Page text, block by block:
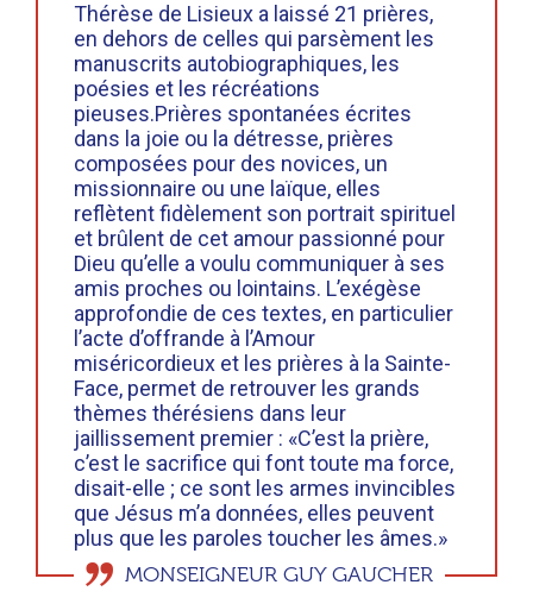
Thérèse de Lisieux a laissé 21 prières,
en dehors de celles qui parsèment les
manuscrits autobiographiques, les
poésies et les récréations
pieuses.Prières spontanées écrites
dans la joie ou la détresse, prières
composées pour des novices, un
missionnaire ou une laïque, elles
reflètent fidèlement son portrait spirituel
et brûlent de cet amour passionné pour
Dieu qu’elle a voulu communiquer à ses
amis proches ou lointains. L’exégèse
approfondie de ces textes, en particulier
l’acte d’offrande à l’Amour
miséricordieux et les prières à la Sainte-
Face, permet de retrouver les grands
thèmes thérésiens dans leur
jaillissement premier : «C’est la prière,
c’est le sacrifice qui font toute ma force,
disait-elle ; ce sont les armes invincibles
que Jésus m’a données, elles peuvent
plus que les paroles toucher les âmes.»
MONSEIGNEUR GUY GAUCHER